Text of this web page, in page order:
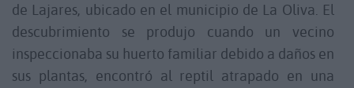
de Lajares, ubicado en el municipio de La Oliva. El
descubrimiento se produjo cuando un vecino
inspeccionaba su huerto familiar debido a daños en
sus plantas, encontró al reptil atrapado en una